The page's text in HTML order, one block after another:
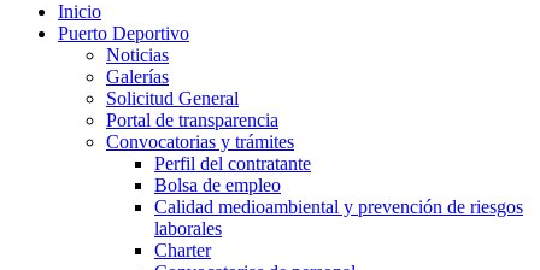
Inicio
Puerto Deportivo
Noticias
Galerías
Solicitud General
Portal de transparencia
Convocatorias y trámites
Perfil del contratante
Bolsa de empleo
Calidad medioambiental y prevención de riesgos
laborales
Charter